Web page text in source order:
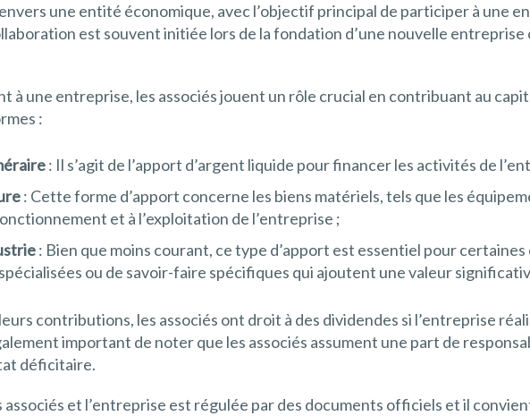
une entité économique, avec l’objectif principal de participer à une
est souvent initiée lors de la fondation d’une nouvelle entreprise
à une entreprise, les associés jouent un rôle crucial en contribuant au
:
: Il s’agit de l’apport d’argent liquide pour financer les activités de
: Cette forme d’apport concerne les biens matériels, tels que les
et à l’exploitation de l’entreprise ;
: Bien que moins courant, ce type d’apport est essentiel pour
ou de savoir-faire spécifiques qui ajoutent une valeur
contributions, les associés ont droit à des dividendes si l’entreprise
important de noter que les associés assument une part de
déficitaire.
et l’entreprise est régulée par des documents officiels et il